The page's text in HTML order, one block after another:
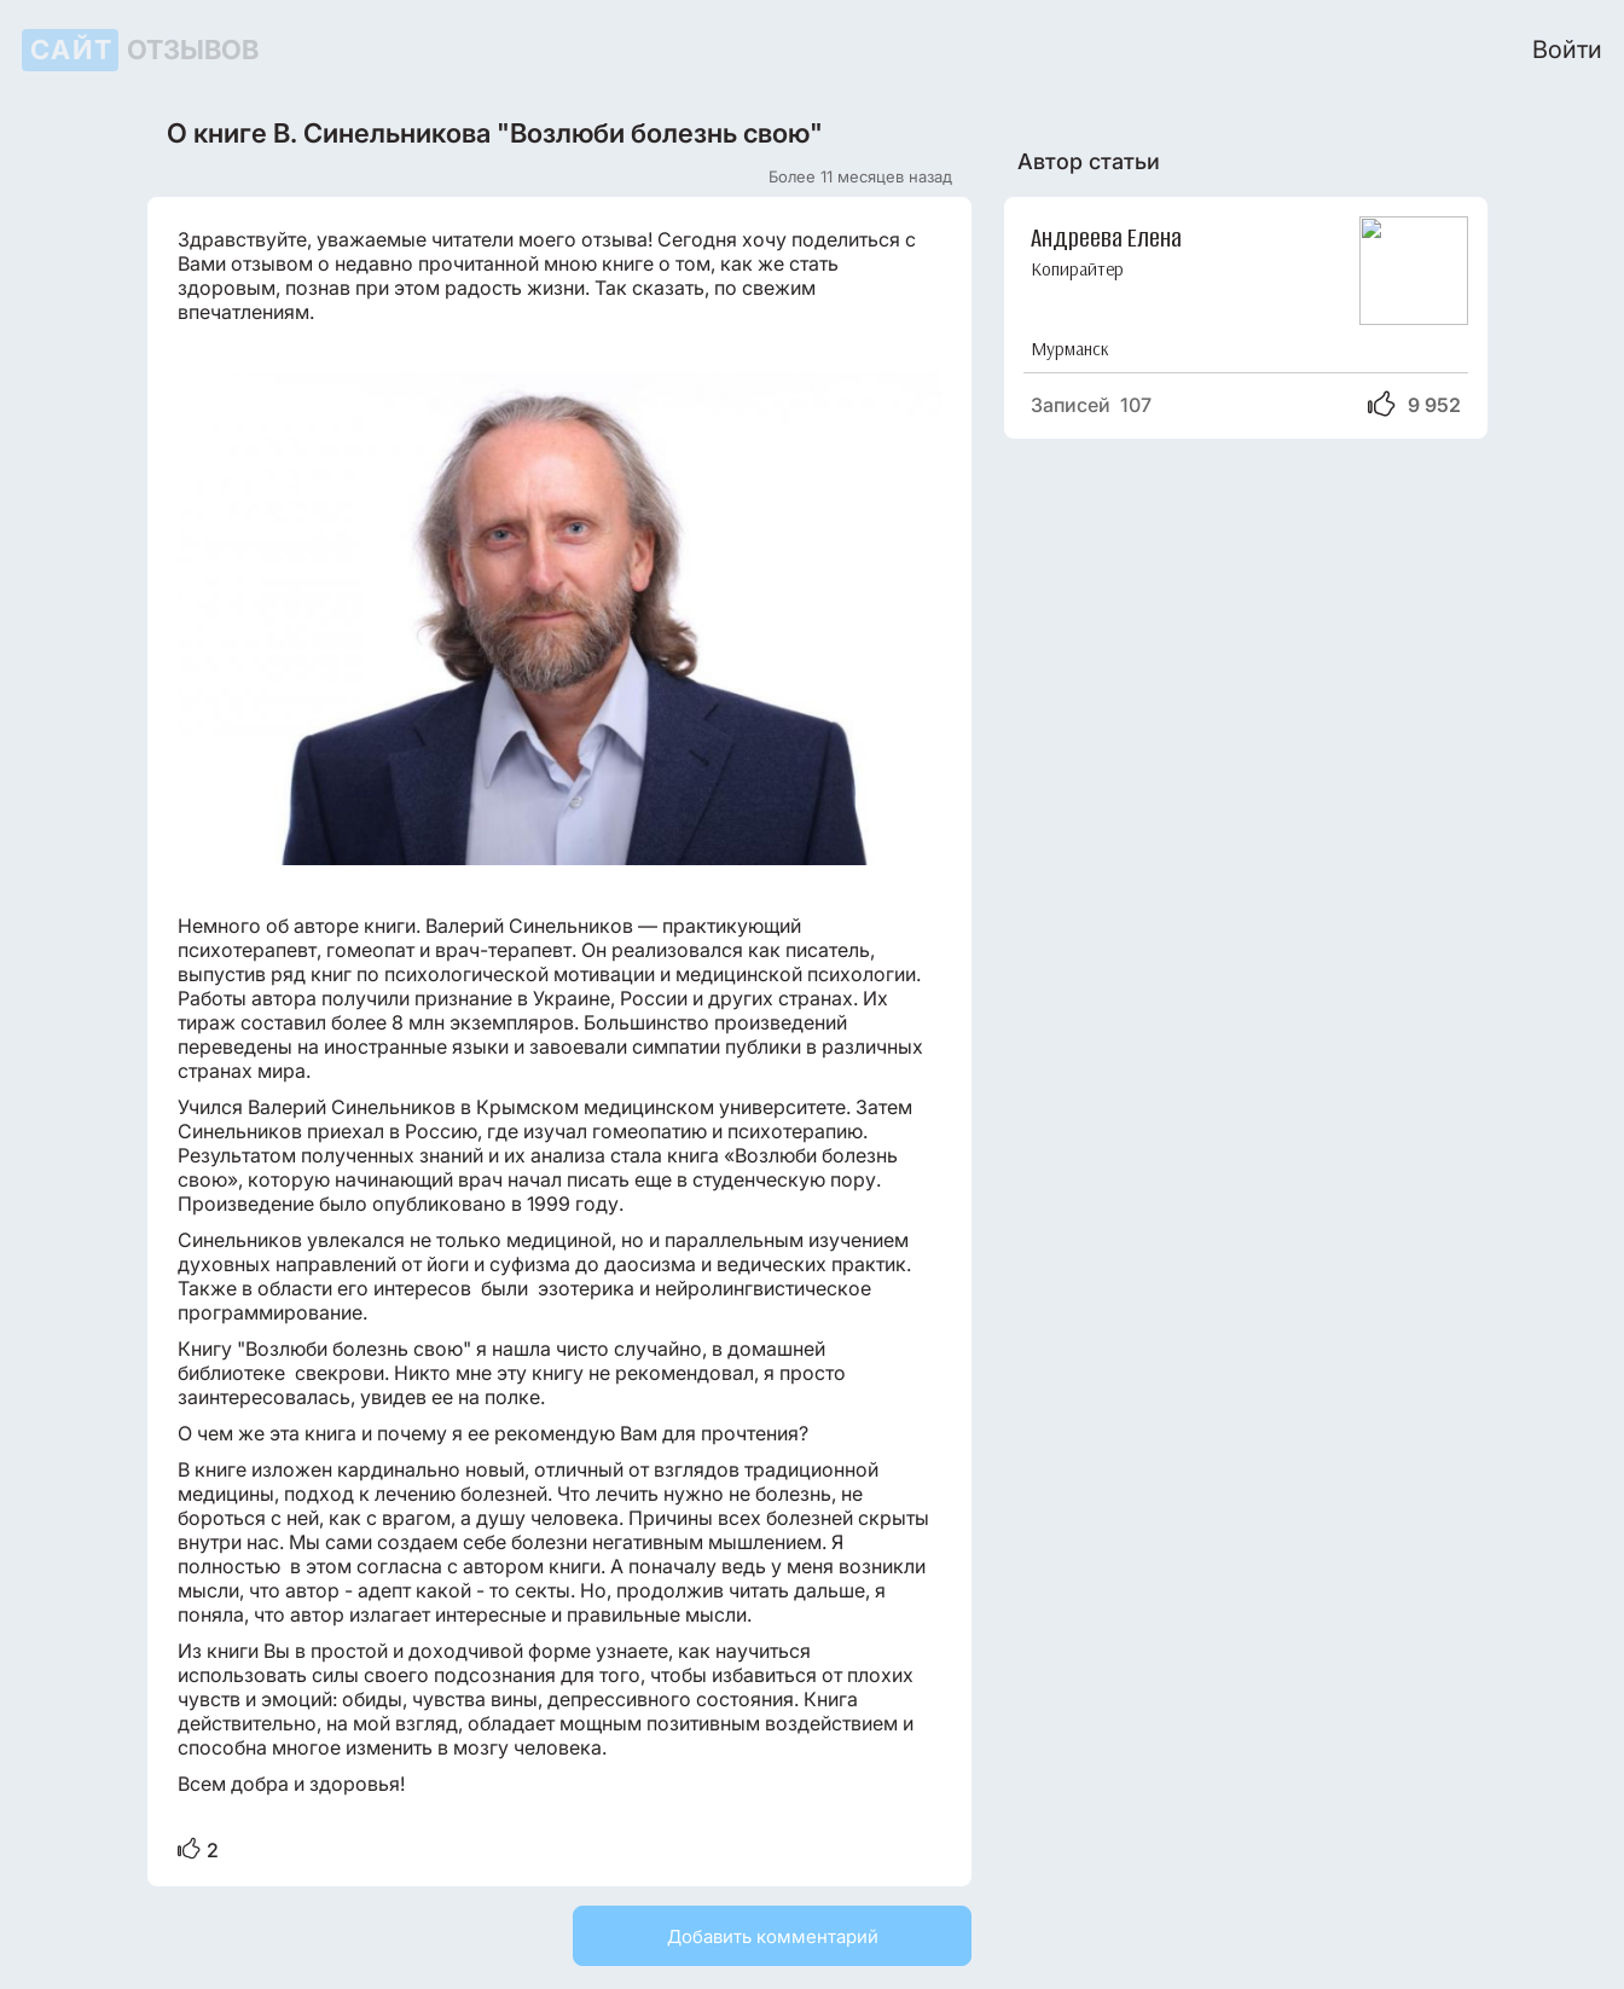
САЙТ ОТЗЫВОВ Войти
О книге В. Синельникова "Возлюби болезнь свою"
Более 11 месяцев назад
Здравствуйте, уважаемые читатели моего отзыва! Сегодня хочу поделиться с
Вами отзывом о недавно прочитанной мною книге о том, как же стать
здоровым, познав при этом радость жизни. Так сказать, по свежим
впечатлениям.
Немного об авторе книги. Валерий Синельников — практикующий
психотерапевт, гомеопат и врач-терапевт. Он реализовался как писатель,
выпустив ряд книг по психологической мотивации и медицинской психологии.
Работы автора получили признание в Украине, России и других странах. Их
тираж составил более 8 млн экземпляров. Большинство произведений
переведены на иностранные языки и завоевали симпатии публики в различных
странах мира.
Учился Валерий Синельников в Крымском медицинском университете. Затем
Синельников приехал в Россию, где изучал гомеопатию и психотерапию.
Результатом полученных знаний и их анализа стала книга «Возлюби болезнь
свою», которую начинающий врач начал писать еще в студенческую пору.
Произведение было опубликовано в 1999 году.
Синельников увлекался не только медициной, но и параллельным изучением
духовных направлений от йоги и суфизма до даосизма и ведических практик.
Также в области его интересов были эзотерика и нейролингвистическое
программирование.
Книгу "Возлюби болезнь свою" я нашла чисто случайно, в домашней
библиотеке свекрови. Никто мне эту книгу не рекомендовал, я просто
заинтересовалась, увидев ее на полке.
О чем же эта книга и почему я ее рекомендую Вам для прочтения?
В книге изложен кардинально новый, отличный от взглядов традиционной
медицины, подход к лечению болезней. Что лечить нужно не болезнь, не
бороться с ней, как с врагом, а душу человека. Причины всех болезней скрыты
внутри нас. Мы сами создаем себе болезни негативным мышлением. Я
полностью в этом согласна с автором книги. А поначалу ведь у меня возникли
мысли, что автор - адепт какой - то секты. Но, продолжив читать дальше, я
поняла, что автор излагает интересные и правильные мысли.
Из книги Вы в простой и доходчивой форме узнаете, как научиться
использовать силы своего подсознания для того, чтобы избавиться от плохих
чувств и эмоций: обиды, чувства вины, депрессивного состояния. Книга
действительно, на мой взгляд, обладает мощным позитивным воздействием и
способна многое изменить в мозгу человека.
Всем добра и здоровья!
2
Добавить комментарий
Автор статьи
Андреева Елена
Копирайтер
Мурманск
9 952
Записей 107